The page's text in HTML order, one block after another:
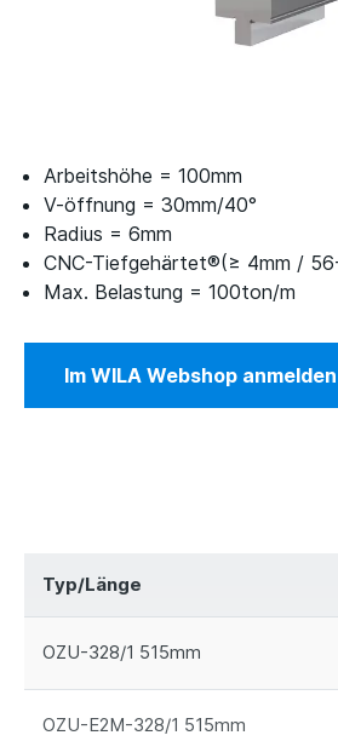
Arbeitshöhe = 100mm
V-öffnung = 30mm/40°
Radius = 6mm
CNC-Tiefgehärtet®(≥ 4mm /
Max. Belastung = 100ton/m
Im WILA Webshop anmelden
Typ/Länge
OZU-328/1 515mm
OZU-E2M-328/1 515mm